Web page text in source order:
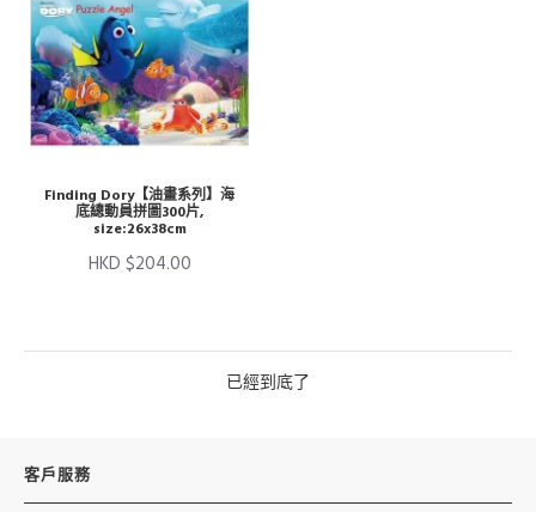
Finding Dory【油畫系列】海
底總動員拼圖300片,
size:26x38cm
HKD $204.00
已經到底了
客戶服務